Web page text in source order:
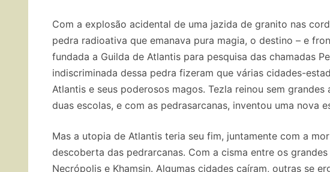
Com a explosão acidental de uma jazida de granito nas
pedra radioativa que emanava pura magia, o destino – e
fundada a Guilda de Atlantis para pesquisa das chamadas
indiscriminada dessa pedra fizeram que várias cidades-
Atlantis e seus poderosos magos. Tezla reinou sem
duas escolas, e com as pedrasarcanas, inventou uma nova
Mas a utopia de Atlantis teria seu fim, juntamente com a
descoberta das pedrarcanas. Com a cisma entre os
Necrópolis e Khamsin. Algumas cidades caíram, outras se